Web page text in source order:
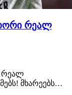
რეალ
რეალ
მხარეებს